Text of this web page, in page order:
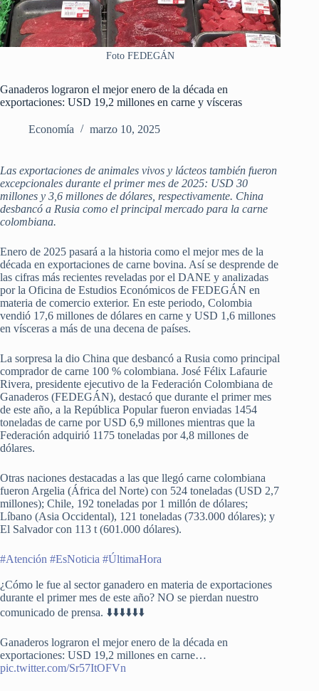
Foto FEDEGÁN
Ganaderos lograron el mejor enero de la década en
exportaciones: USD 19,2 millones en carne y vísceras
Economía marzo 10, 2025
Las exportaciones de animales vivos y lácteos también fueron
excepcionales durante el primer mes de 2025: USD 30
millones y 3,6 millones de dólares, respectivamente. China
desbancó a Rusia como el principal mercado para la carne
colombiana.
Enero de 2025 pasará a la historia como el mejor mes de la
década en exportaciones de carne bovina. Así se desprende de
las cifras más recientes reveladas por el DANE y analizadas
por la Oficina de Estudios Económicos de FEDEGÁN en
materia de comercio exterior. En este periodo, Colombia
vendió 17,6 millones de dólares en carne y USD 1,6 millones
en vísceras a más de una decena de países.
La sorpresa la dio China que desbancó a Rusia como principal
comprador de carne 100 % colombiana. José Félix Lafaurie
Rivera, presidente ejecutivo de la Federación Colombiana de
Ganaderos (FEDEGÁN), destacó que durante el primer mes
de este año, a la República Popular fueron enviadas 1454
toneladas de carne por USD 6,9 millones mientras que la
Federación adquirió 1175 toneladas por 4,8 millones de
dólares.
Otras naciones destacadas a las que llegó carne colombiana
fueron Argelia (África del Norte) con 524 toneladas (USD 2,7
millones); Chile, 192 toneladas por 1 millón de dólares;
Líbano (Asia Occidental), 121 toneladas (733.000 dólares); y
El Salvador con 113 t (601.000 dólares).
#Atención #EsNoticia #ÚltimaHora
¿Cómo le fue al sector ganadero en materia de exportaciones
durante el primer mes de este año? NO se pierdan nuestro
comunicado de prensa. ⬇️⬇️⬇️⬇️⬇️⬇️
Ganaderos lograron el mejor enero de la década en
exportaciones: USD 19,2 millones en carne…
pic.twitter.com/Sr57ItOFVn